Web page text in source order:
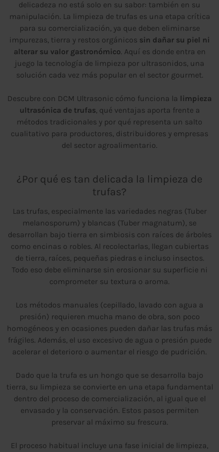
delicadeza no está solo en su sabor: también en su
manipulación. La limpieza de trufas es una etapa crítica
para su comercialización, ya que deben eliminarse
impurezas, tierra y restos orgánicos sin dañar su piel ni
alterar su valor gastronómico. Aquí es donde entra en
juego la tecnología de limpieza por ultrasonidos, una
solución cada vez más popular en el sector gourmet.
Descubre con DCM Ultrasonic cómo funciona la limpieza
ultrasónica de trufas, qué ventajas aporta frente a
métodos tradicionales y por qué representa un salto
cualitativo para productores, distribuidores y empresas
del sector agroalimentario.
¿Por qué es tan delicada la limpieza de
trufas?
Las trufas, especialmente las variedades negras (Tuber
melanosporum) y blancas (Tuber magnatum), se
desarrollan bajo tierra en simbiosis con raíces de árboles
como encinas o robles. Al recolectarlas, llegan cubiertas
de tierra, raíces, pequeñas piedras e incluso insectos.
Todo eso debe eliminarse sin erosionar su superficie ni
comprometer su textura o aroma.
Los métodos manuales (cepillado, lavado con agua a
presión) requieren mucha mano de obra, son poco
homogéneos y en ocasiones pueden dañar las trufas más
frágiles. Además, el uso excesivo de agua o presión puede
acelerar el deterioro o aumentar el riesgo de pudrición.
Dado que la trufa es un hongo que se desarrolla bajo
tierra, su limpieza se convierte en una etapa fundamental
dentro del proceso de comercialización, al igual que el
envasado y la conservación. Estos pasos permiten
preservar al máximo su frescura.
El proceso habitual incluye una fase inicial de limpieza,